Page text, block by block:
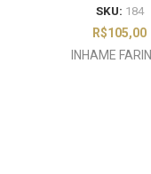
SKU: 184
R$105,00
INHAME